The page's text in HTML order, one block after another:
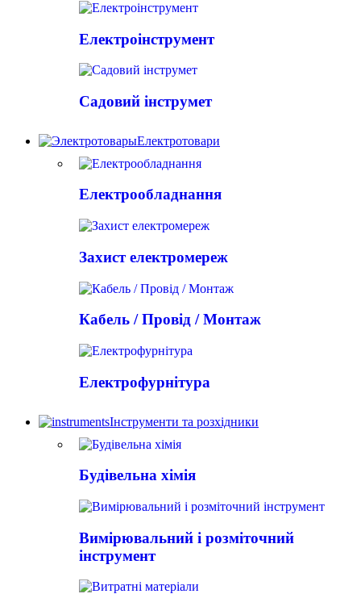
Електроінструмент
Садовий інструмет
Електротовари
Електрообладнання
Захист електромереж
Кабель / Провід / Монтаж
Електрофурнітура
Інструменти та розхідники
Будівельна хімія
Вимірювальний і розміточний
інструмент